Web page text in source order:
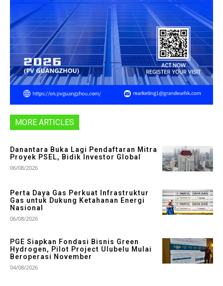
MORE ARTICLES
Danantara Buka Lagi Pendaftaran Mitra
Proyek PSEL, Bidik Investor Global
06/08/2026
Perta Daya Gas Perkuat Infrastruktur
Gas untuk Dukung Ketahanan Energi
Nasional
06/08/2026
PGE Siapkan Fondasi Bisnis Green
Hydrogen, Pilot Project Ulubelu Mulai
Beroperasi November
04/08/2026